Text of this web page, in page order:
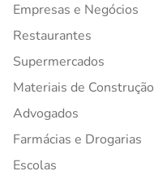
Empresas e Negócios
Restaurantes
Supermercados
Materiais de Construção
Advogados
Farmácias e Drogarias
Escolas